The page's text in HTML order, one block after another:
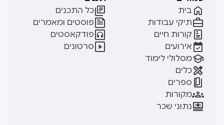
בית 
תיקי עבודות
קורות חיים 
אירועים 
מסלולי לימוד
כלים
ספרים 
מקורות
נתוני שכר
כל התכנים
פוסטים ומאמרים
פודקאסטים
סרטונים